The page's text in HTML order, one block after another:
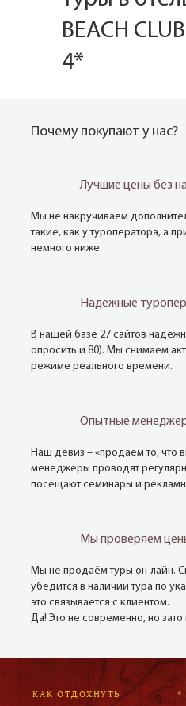
BEACH
4*
Почему покупают у нас?
Лучшие цены без
Мы не накручиваем
такие, как у туроператора, а
немного ниже.
Надежные
В нашей базе 27 сайтов
опросить и 80). Мы снимаем
режиме реального времени.
Опытные
Наш девиз – «продаём то, что
менеджеры проводят
посещают семинары и
Мы проверяем
Мы не продаём туры он-лайн.
убедится в наличии тура по
это связывается с клиентом.
Да! Это не современно, но
КАК ОТДОХНУТЬ *